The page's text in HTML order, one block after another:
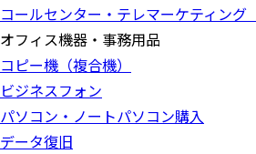
コールセンター・テレマーケティング
オフィス機器・事務用品
コピー機（複合機）
ビジネスフォン
パソコン・ノートパソコン購入
データ復旧